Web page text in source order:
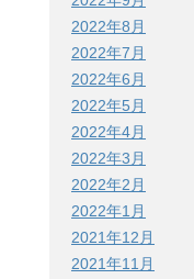
2022年8月
2022年7月
2022年6月
2022年5月
2022年4月
2022年3月
2022年2月
2022年1月
2021年12月
2021年11月